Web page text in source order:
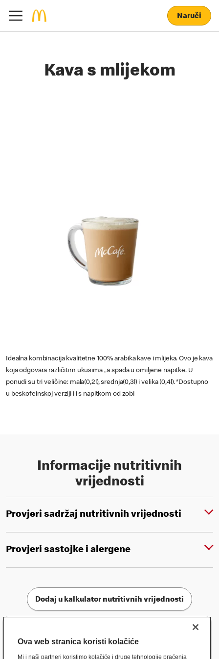
Naruči
Kava s mlijekom
Idealna kombinacija kvalitetne 100% arabika kave i mlijeka. Ovo je kava
koja odgovara različitim ukusima , a spada u omiljene napitke. U
ponudi su tri veličine: mala(0,2l), srednja(0,3l) i velika (0,4l). *Dostupno
u beskofeinskoj verziji i i s napitkom od zobi
Informacije nutritivnih
vrijednosti
Provjeri sadržaj nutritivnih vrijednosti
Provjeri sastojke i alergene
Dodaj u kalkulator nutritivnih vrijednosti
Ova web stranica koristi kolačiće
Mi i naši partneri koristimo kolačiće i druge tehnologije praćenja